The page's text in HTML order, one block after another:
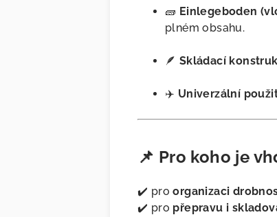
🧱 Einlegeboden
plném obsahu.
🪶 Skládací
✈️ Univerzální
📌 Pro koho je
✔️ proorganizaci
✔️ pro přepravu i